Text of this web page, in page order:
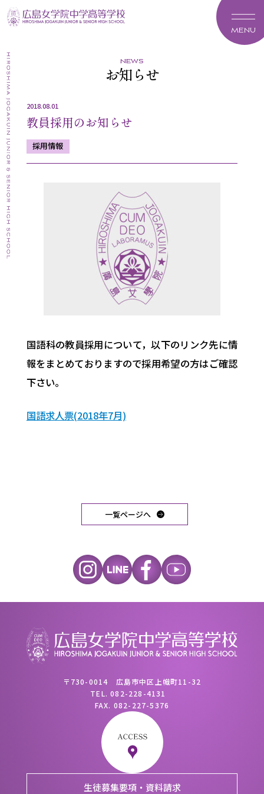
MENU
news
お知らせ
2018.08.01
教員採用のお知らせ
採用情報
国語科の教員採用について，以下のリンク先に情
報をまとめておりますので採用希望の方はご確認
下さい。
国語求人票(2018年7月)
一覧ページへ
〒730-0014 広島市中区上幟町11-32
TEL.082-228-4131
FAX. 082-227-5376
生徒募集要項・資料請求